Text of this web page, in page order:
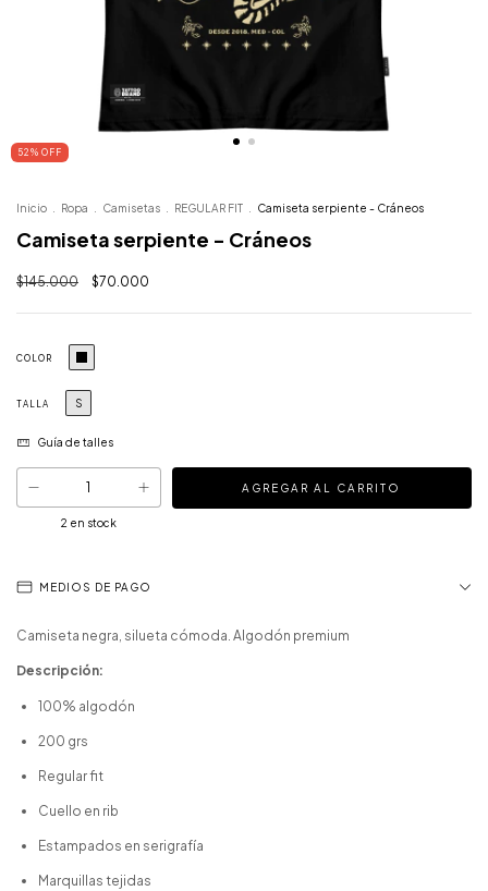
52 % OFF
Inicio Ropa Camisetas REGULAR FIT Camiseta serpiente - Cráneos
Camiseta serpiente - Cráneos
$145.000 $70.000
COLOR
TALLA S
Guía de talles
2 en stock
MEDIOS DE PAGO
Camiseta negra, silueta cómoda. Algodón premium
Descripción:
100% algodón
200 grs
Regular fit
Cuello en rib
Estampados en serigrafía
Marquillas tejidas